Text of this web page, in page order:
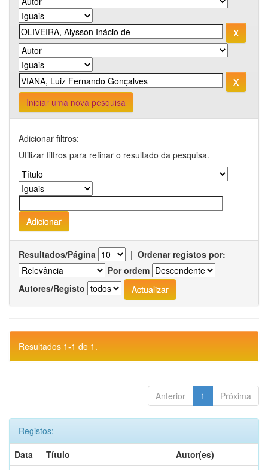
Iniciar uma nova pesquisa
Adicionar filtros:
Utilizar filtros para refinar o resultado da pesquisa.
Resultados/Página | Ordenar registos por:
Por ordem
Autores/Registo
Resultados 1-1 de 1.
Anterior 1 Próxima
Registos:
Data
Título
Autor(es)